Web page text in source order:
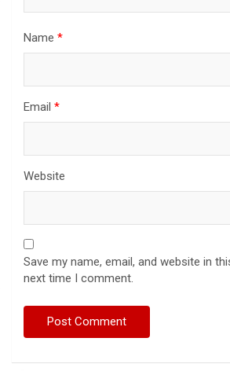
Name *
Email *
Website
Save my name, email, and website in
next time I comment.